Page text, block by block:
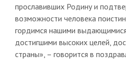
прославивших Родину и
возможности человека
гордимся нашими выдающимися
достигшими высоких целей,
страны», – говорится в